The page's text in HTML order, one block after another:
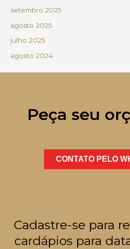
setembro 2025
agosto 2025
julho 2025
agosto 2024
Peça seu
CONTATO PELO
Cadastre-se para
cardápios para